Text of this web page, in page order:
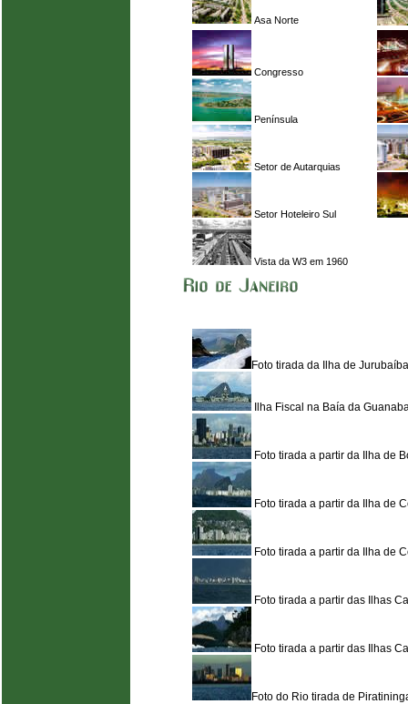
Asa Norte
Congresso
Península
Setor de Autarquias
Setor Hoteleiro Sul
Vista da W3 em 1960
Foto tirada da Ilha de
Ilha Fiscal na Baía da
Foto tirada a partir da Ilha de
Foto tirada a partir da Ilha de
Foto tirada a partir da Ilha de
Foto tirada a partir das Ilhas
Foto tirada a partir das Ilhas
Foto do Rio tirada de